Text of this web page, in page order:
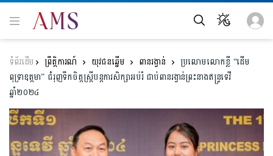
ព្រឹត្តិការណ៍ យុវជនឆ្នើម ពានរង្វាន់
ប្រលោមលោកខ្លី “ដើម
ពុទ្រាឧត្តមា” ជំរុញទឹកចិត្តស្ត្រីបន្តការសិក្សាអប់រំ ជាប់ពាន​រង្វាន់​ព្រះនាង​ឥន្រ្ទទេវី
ឆ្នាំ២០២៤